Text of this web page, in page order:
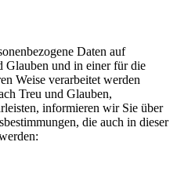
Daten auf
Glauben und in einer für die
Weise verarbeitet werden
Treu und Glauben,
informieren wir Sie über
die auch in dieser